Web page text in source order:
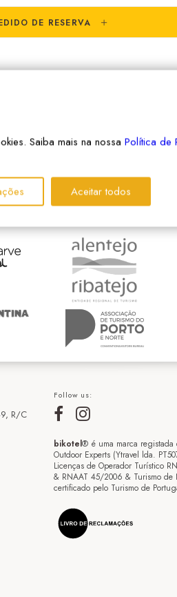
DE RESERVA
R/C
Follow us:
bikotel® é uma marca registada
Outdoor Experts (Ytravel lda.
Licenças de Operador Turístico
& RNAAT 45/2006 & Turismo de
certificado pelo Turismo de
Saiba mais na nossa Política de
Aceitar todos